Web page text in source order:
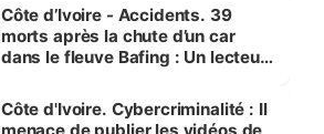
Côte d’Ivoire - Accidents. 39
morts après la chute d’un car
dans le fleuve Bafing : Un lecteur
des Transports
Côte d'Ivoire. Cybercriminalité : Il